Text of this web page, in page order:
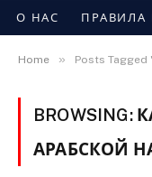
О НАС ПРАВИЛА
Home » Posts Tagged
BROWSING:
АРАБСКОЙ